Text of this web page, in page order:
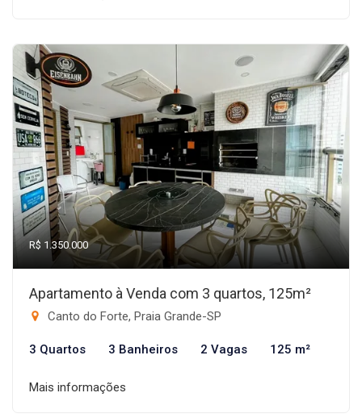
R$ 1.350.000
Apartamento à Venda com 3 quartos, 125m²
Canto do Forte, Praia Grande-SP
3 Quartos 3 Banheiros 2 Vagas 125 m²
Mais informações